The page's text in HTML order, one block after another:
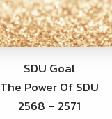
SDU Goal
The Power Of SDU
2568 – 2571